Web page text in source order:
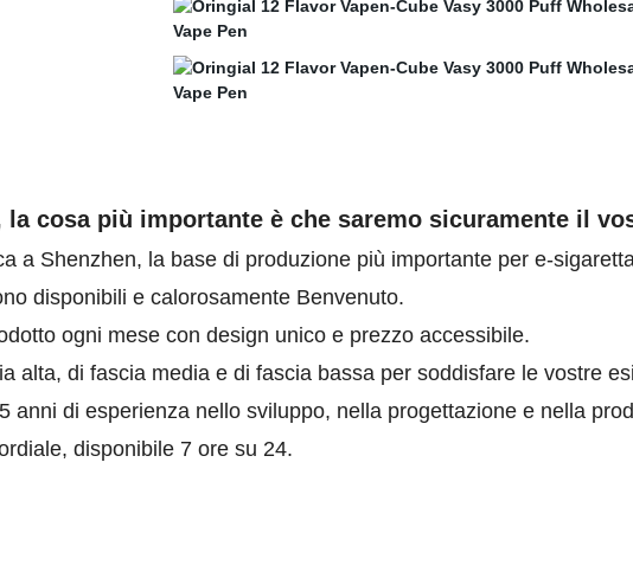
la cosa più importante è che saremo sicuramente il
a Shenzhen, la base di produzione più importante per e-
disponibili e calorosamente Benvenuto.
ogni mese con design unico e prezzo accessibile.
alta, di fascia media e di fascia bassa per soddisfare le vostre
anni di esperienza nello sviluppo, nella progettazione e nella
disponibile 7 ore su 24.